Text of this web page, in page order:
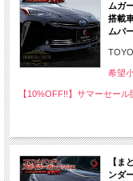
ムガ
搭載
ムパ
希望
【10%OFF!!】サマーセー
【ま
ンダ